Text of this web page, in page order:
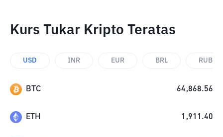
Kurs Tukar Kripto Teratas
USD INR EUR BRL RUB
BTC 64,868.56
ETH 1,911.40